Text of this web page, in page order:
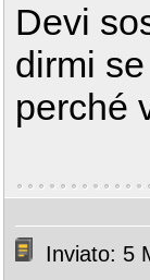
Devi
dirmi
perché
Inviato: 5